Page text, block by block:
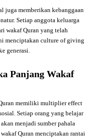
juga memberikan kebanggaan
Setiap anggota keluarga
wakaf Quran yang telah
menciptakan culture of giving
generasi.
Panjang Wakaf
memiliki multiplier effect
Setiap orang yang belajar
menjadi sumber pahala
Quran menciptakan rantai